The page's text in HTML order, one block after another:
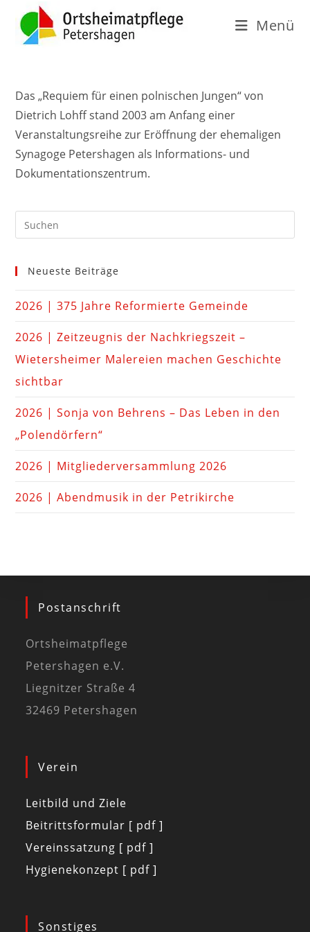
Menü
Das „Requiem für einen polnischen Jungen“ von
Dietrich Lohff stand 2003 am Anfang einer
Veranstaltungsreihe zur Eröffnung der ehemaligen
Synagoge Petershagen als Informations- und
Dokumentationszentrum.
Neueste Beiträge
2026 | 375 Jahre Reformierte Gemeinde
2026 | Zeitzeugnis der Nachkriegszeit –
Wietersheimer Malereien machen Geschichte
sichtbar
2026 | Sonja von Behrens – Das Leben in den
„Polendörfern“
2026 | Mitgliederversammlung 2026
2026 | Abendmusik in der Petrikirche
Postanschrift
Ortsheimatpflege
Petershagen e.V.
Liegnitzer Straße 4
32469 Petershagen
Verein
Leitbild und Ziele
Beitrittsformular [ pdf ]
Vereinssatzung [ pdf ]
Hygienekonzept [ pdf ]
Sonstiges